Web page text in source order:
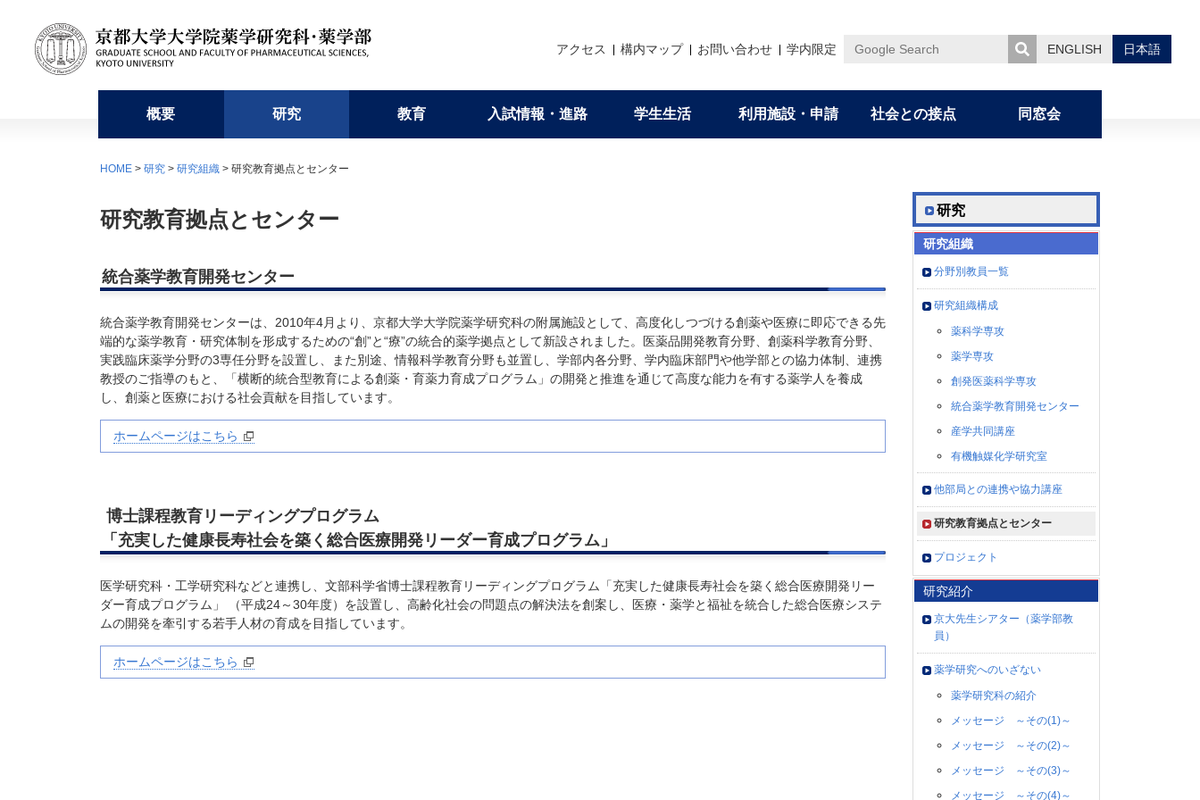
Google
ENGLISH 日本語
アクセス 構内マップ お問い合わせ 学内限定
概要
挨拶・沿革・組織
研究科長・学部長からのメッセージ
学生数
薬学部CP／DP
薬学研究科CP／DP／学位論文審査基準
理念・人材育成の目的
研究
研究組織
分野別教員一覧
プロジェクト
薬学研究へのいざない
教育
学部教育
学科の特徴 一貫制博士課程
国際交流（滞在記）
入試情報・進路
入学者募集要項等
学部入学者選抜
一貫制博士課程 博士課程（4年制）
留学生選抜 よくある質問・入試関連資料
オープンキャンパス
大学院在学生からのメッセージ
卒業生からのメッセージ 修了生からのメッセージ
進路情報（学部・大学院） 取得可能な資格
学生生活
学年暦 ハラスメントの防止と対応について
藤多仁生奨学金
沢井奨学金 山岡清・ 由美子 奨学金
コロナウィルスへの対応について TA雇用にあたって
利用施設・申請
利用施設
薬学部図書室
薬用植物園
学研災付帯 海外留学保険について
社会との接点
自己点検・評価・研究交流
自己点検・評価
薬学教育研究基金
委員会の活動
女性専用多目的室
お問い合わせ
同窓会
京大薬友会
新規会員登録
京大薬友会誌アーカイブ 京大薬友会支部
HOME > 研究 > 研究組織 > 研究教育拠点とセンター
研究教育拠点とセンター
統合薬学教育開発センター
統合薬学教育開発センターは、2010年4月より、京都大学大学院薬学研究科の附属施設として、高度化しつづける創薬や医療に即応できる先
端的な薬学教育・研究体制を形成するための“創”と“療”の統合的薬学拠点として新設されました。医薬品開発教育分野、創薬科学教育分野、
実践臨床薬学分野の3専任分野を設置し、また別途、情報科学教育分野も並置し、学部内各分野、学内臨床部門や他学部との協力体制、連携
教授のご指導のもと、「横断的統合型教育による創薬・育薬力育成プログラム」の開発と推進を通じて高度な能力を有する薬学人を養成
し、創薬と医療における社会貢献を目指しています。
ホームページはこちら
博士課程教育リーディングプログラム
「充実した健康長寿社会を築く総合医療開発リーダー育成プログラム」
医学研究科・工学研究科などと連携し、文部科学省博士課程教育リーディングプログラム「充実した健康長寿社会を築く総合医療開発リー
ダー育成プログラム」 （平成24～30年度）を設置し、高齢化社会の問題点の解決法を創案し、医療・薬学と福祉を統合した総合医療システ
ムの開発を牽引する若手人材の育成を目指しています。
ホームページはこちら
概要
挨拶・沿革・組織
研究科長・学部長からのメッセ
ージ
組織構成図
刊行物
学生数
理念・３つのポリシー（アド
ミッション・カリキュラム・
ディプロマ）
薬学部AP
薬学部CP／DP
薬学研究科AP
薬学研究科CP／DP／学位論文
審査基準
理念・人材育成の目的
研究
研究組織
分野別教員一覧
研究組織構成
薬科学専攻
薬学専攻
創発医薬科学専攻
統合薬学教育開発センター
産学共同講座
有機触媒化学研究室
他部局との連携や協力講座
研究教育拠点とセンター
プロジェクト
研究紹介
京大先生シアター（薬学部教
員）
薬学研究へのいざない
薬学研究科の紹介
メッセージ ～その(1)～
メッセージ ～その(2)～
メッセージ ～その(3)～
メッセージ ～その(4)～